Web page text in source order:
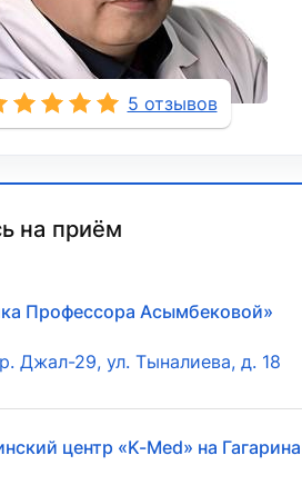
5 отзывов
на приём
Профессора Асымбековой»
Джал-29, ул. Тыналиева, д. 18
центр «K-Med» на Гагарина